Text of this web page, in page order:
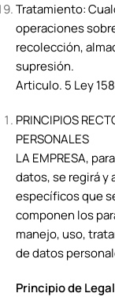
Tratamiento:
operaciones
recolección,
supresión.
Articulo. 5 Ley
PRINCIPIOS
PERSONALES
LA EMPRESA,
datos, se regirá
específicos que
componen los
manejo, uso,
de datos
Principio de